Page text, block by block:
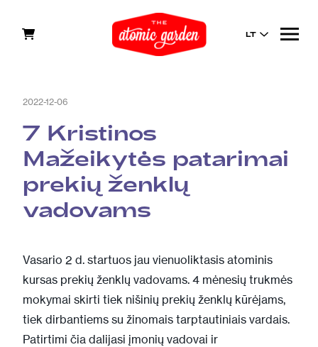
LT
2022-12-06
7 Kristinos
Mažeikytės patarimai
prekių ženklų
vadovams
Vasario 2 d. startuos jau vienuoliktasis atominis
kursas prekių ženklų vadovams. 4 mėnesių trukmės
mokymai skirti tiek nišinių prekių ženklų kūrėjams,
tiek dirbantiems su žinomais tarptautiniais vardais.
Patirtimi čia dalijasi įmonių vadovai ir